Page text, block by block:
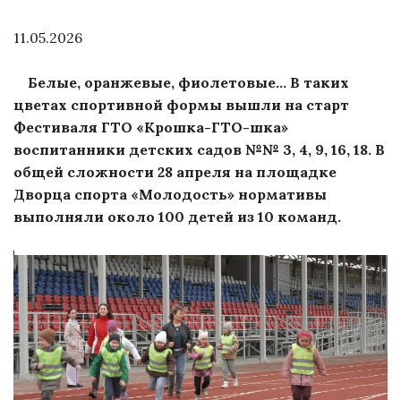
11.05.2026
Белые, оранжевые, фиолетовые... В таких
цветах спортивной формы вышли на старт
Фестиваля ГТО «Крошка-ГТО-шка»
воспитанники детских садов №№ 3, 4, 9, 16, 18. В
общей сложности 28 апреля на площадке
Дворца спорта «Молодость» нормативы
выполняли около 100 детей из 10 команд.